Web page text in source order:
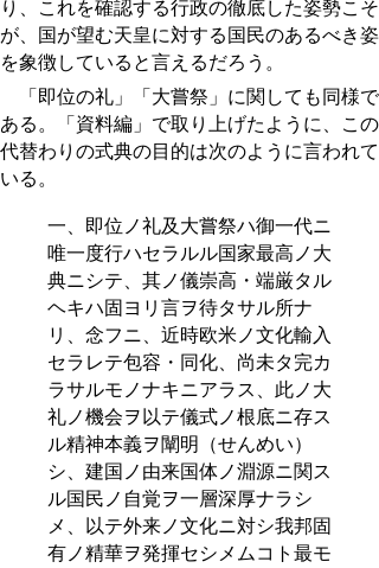
り、これを確認する行政の徹底した姿勢こそ
が、国が望む天皇に対する国民のあるべき姿
を象徴していると言えるだろう。
「即位の礼」「大嘗祭」に関しても同様で
ある。「資料編」で取り上げたように、この
代替わりの式典の目的は次のように言われて
いる。
一、即位ノ礼及大嘗祭ハ御一代ニ
唯一度行ハセラルル国家最高ノ大
典ニシテ、其ノ儀崇高・端厳タル
ヘキハ固ヨリ言ヲ待タサル所ナ
リ、念フニ、近時欧米ノ文化輸入
セラレテ包容・同化、尚未タ完カ
ラサルモノナキニアラス、此ノ大
礼ノ機会ヲ以テ儀式ノ根底ニ存ス
ル精神本義ヲ闡明（せんめい）
シ、建国ノ由来国体ノ淵源ニ関ス
ル国民ノ自覚ヲ一層深厚ナラシ
メ、以テ外来ノ文化ニ対シ我邦固
有ノ精華ヲ発揮セシメムコト最モ